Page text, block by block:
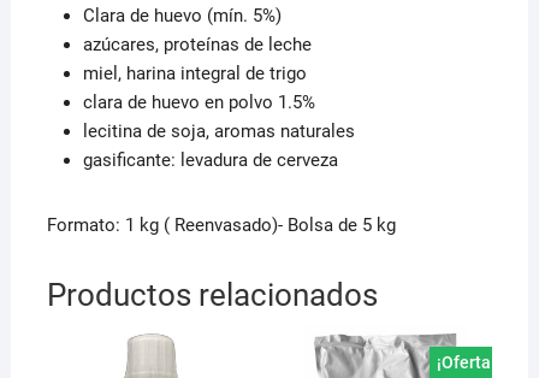
Clara de huevo (mín. 5%)
azúcares, proteínas de leche
miel, harina integral de trigo
clara de huevo en polvo 1.5%
lecitina de soja, aromas naturales
gasificante: levadura de cerveza
Formato: 1 kg ( Reenvasado)- Bolsa de 5 kg
Productos relacionados
¡Oferta!